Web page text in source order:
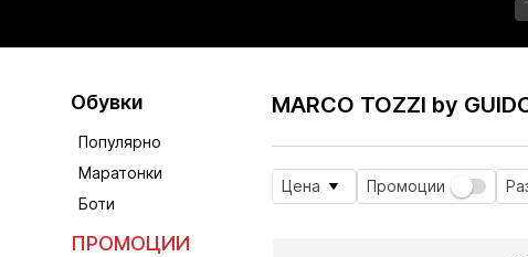
Обувки
Популярно
Маратонки
Боти
ПРОМОЦИИ
MARCO TOZZI by
Цена Промоции